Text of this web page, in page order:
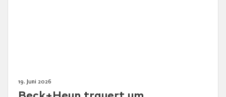
19. Juni 2026